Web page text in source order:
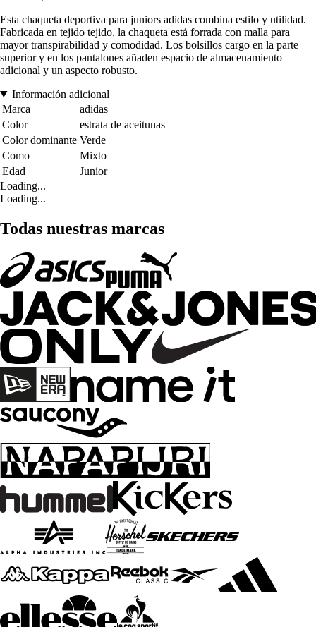
Esta chaqueta deportiva para juniors adidas combina estilo y utilidad.
Fabricada en tejido tejido, la chaqueta está forrada con malla para
mayor transpirabilidad y comodidad. Los bolsillos cargo en la parte
superior y en los pantalones añaden espacio de almacenamiento
adicional y un aspecto robusto.
Información adicional
Marca
adidas
Color
estrata de aceitunas
Color dominante Verde
Como
Mixto
Edad
Junior
Loading...
Loading...
Todas nuestras marcas